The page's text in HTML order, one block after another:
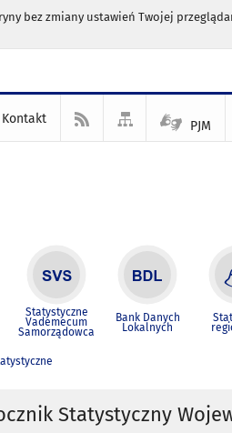
bez zmiany ustawień Twojej
Kontakt PJM
Statystyczne
Vademecum
Samorządowca
Bank Danych
Lokalnych
Statystyczny